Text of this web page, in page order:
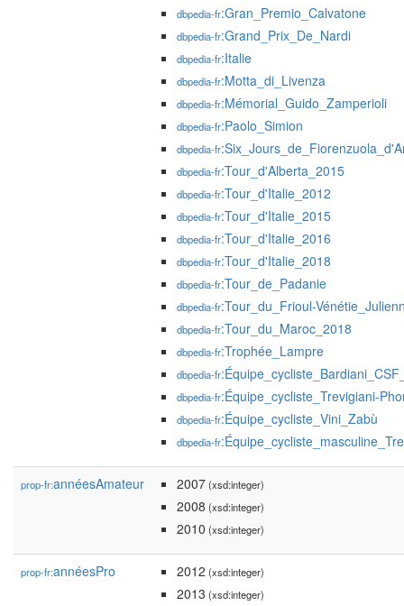
dbpedia-fr:Gran_Premio_Calvatone
dbpedia-fr:Grand_Prix_De_Nardi
dbpedia-fr:Italie
dbpedia-fr:Motta_di_Livenza
dbpedia-fr:Mémorial_Guido_Zamperioli
dbpedia-fr:Paolo_Simion
dbpedia-fr
dbpedia-fr:Tour_d'Alberta_2015
dbpedia-fr:Tour_d'Italie_2012
dbpedia-fr:Tour_d'Italie_2015
dbpedia-fr:Tour_d'Italie_2016
dbpedia-fr:Tour_d'Italie_2018
dbpedia-fr:Tour_de_Padanie
dbpedia-fr:Tour_du_Frioul-
dbpedia-fr:Tour_du_Maroc_2018
dbpedia-fr:Trophée_Lampre
dbpedia-fr
dbpedia-fr:Équipe_cycliste_Trevigiani-
dbpedia-fr:Équipe_cycliste_Vini_Zabù
dbpedia-fr
prop-fr:annéesAmateur 2007(xsd:integer)
2008 (xsd:integer)
2010 (xsd:integer)
prop-fr:annéesPro 2012 (xsd:integer)
2013 (xsd:integer)